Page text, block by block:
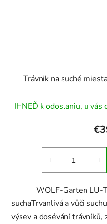
Trávnik na suché
IHNEĎ k odoslaniu, u vás
WOLF-Garten LU-
suchaTrvanlivá a vůči
výsev a dosévání trávníků,